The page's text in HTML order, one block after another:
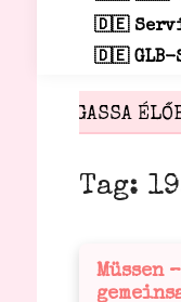
🇩🇪
🇩🇪 GLB-
HALLGASSA
Tag:
Müssen